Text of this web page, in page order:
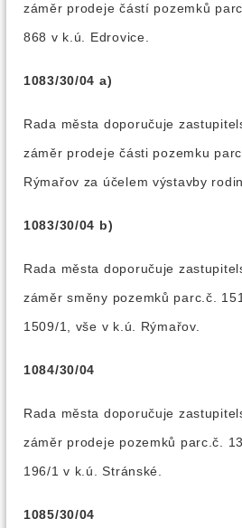
záměr prodeje částí pozemků
868 v k.ú. Edrovice.
1083/30/04 a)
Rada města doporučuje
záměr prodeje části pozemku
Rýmařov za účelem výstavby
1083/30/04 b)
Rada města doporučuje
záměr směny pozemků parc.č.
1509/1, vše v k.ú. Rýmařov.
1084/30/04
Rada města doporučuje
záměr prodeje pozemků parc.č.
196/1 v k.ú. Stránské.
1085/30/04